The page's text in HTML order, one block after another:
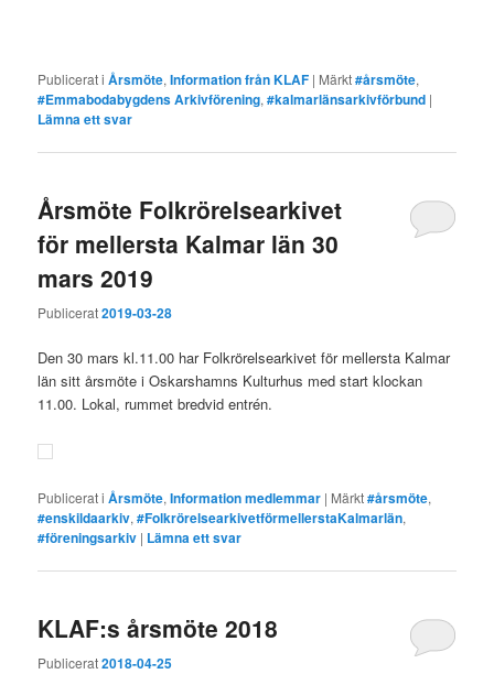
Publicerat i Årsmöte,Information från KLAF | Märkt#årsmöte,
#Emmabodabygdens Arkivförening,#kalmarlänsarkivförbund |
Lämna ett svar
Årsmöte Folkrörelsearkivet
för mellersta Kalmar län 30
mars 2019
Publicerat2019-03-28
Den 30 mars kl.11.00 har Folkrörelsearkivet för mellersta Kalmar
län sitt årsmöte i Oskarshamns Kulturhus med start klockan
11.00. Lokal, rummet bredvid entrén.
Publicerat i Årsmöte,Information medlemmar | Märkt#årsmöte,
#enskildaarkiv,#FolkrörelsearkivetförmellerstaKalmarlän,
#föreningsarkiv | Lämna ett svar
KLAF:s årsmöte 2018
Publicerat2018-04-25